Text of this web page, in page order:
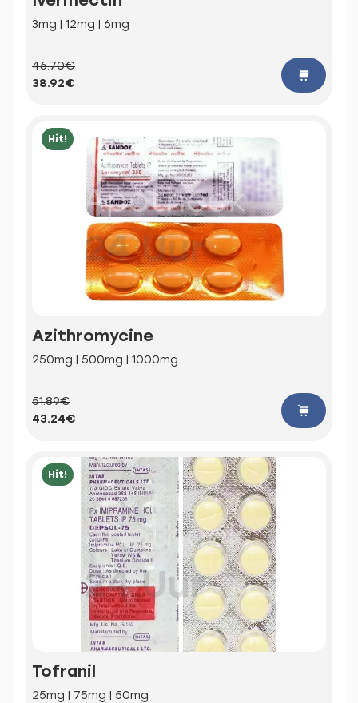
3mg | 12mg | 6mg
46.70€
38.92€
Hit!
Azithromycine
250mg | 500mg | 1000mg
51.89€
43.24€
Hit!
Tofranil
25mg | 75mg | 50mg